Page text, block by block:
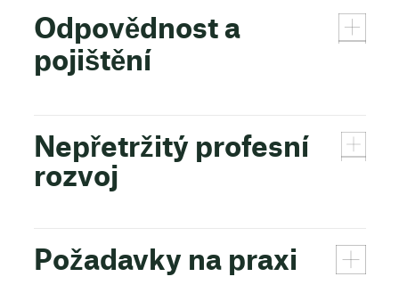
Odpovědnost a
pojištění
Nepřetržitý profesní
rozvoj
Požadavky na praxi